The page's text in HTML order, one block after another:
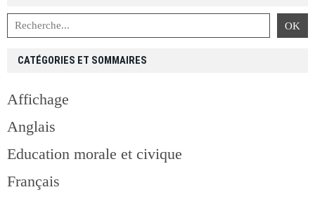
CATÉGORIES ET SOMMAIRES
Affichage
Anglais
Education morale et civique
Français